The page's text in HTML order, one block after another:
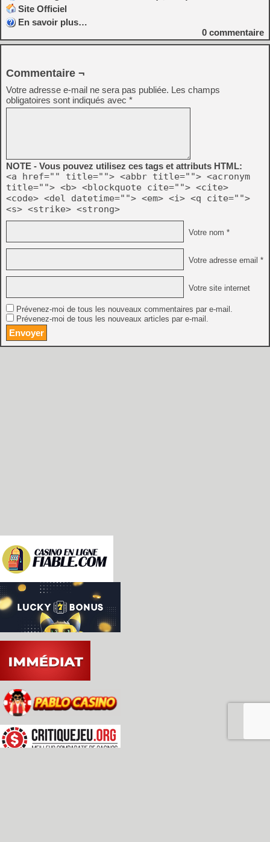
Site Officiel
En savoir plus…
0 commentaire
Commentaire ¬
Votre adresse e-mail ne sera pas publiée. Les champs
obligatoires sont indiqués avec *
NOTE - Vous pouvez utilisez ces tags et attributs HTML:
<a href="" title=""> <abbr title=""> <acronym
title=""> <b> <blockquote cite=""> <cite>
<code> <del datetime=""> <em> <i> <q cite="">
<s> <strike> <strong>
Votre nom *
Votre adresse email *
Votre site internet
Prévenez-moi de tous les nouveaux commentaires par e-mail.
Prévenez-moi de tous les nouveaux articles par e-mail.